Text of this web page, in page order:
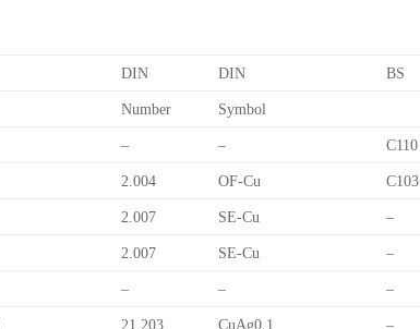
DIN DIN BS
Number Symbol
– – C110
2.004 OF-Cu C103
2.007 SE-Cu –
2.007 SE-Cu –
– – –
21.203 CuAg0.1 –